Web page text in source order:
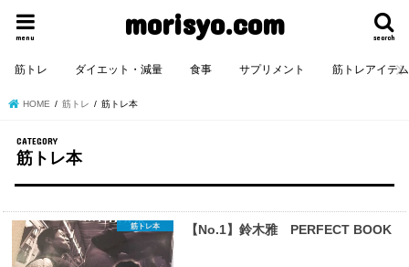
morisyo.com search
menu
筋トレ ダイエット・減量 食事 サプリメント 筋トレアイテム
HOME 筋トレ 筋トレ本
筋トレ本
筋トレ本 【No.1】鈴木雅 PERFECT BOOK